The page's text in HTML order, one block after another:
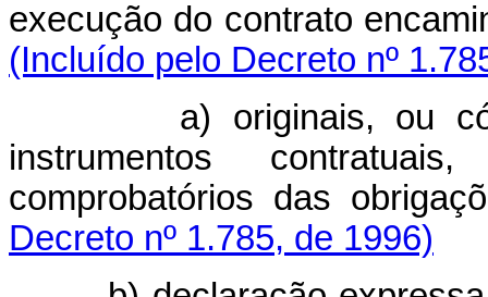
execução do contrato
(Incluído pelo Decreto nº
a) originais, ou
instrumentos
comprobatórios das
Decreto nº 1.785, de 1996)